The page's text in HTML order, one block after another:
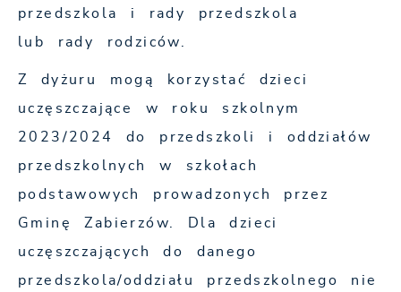
przedszkola i rady przedszkola
lub rady rodziców.
Z dyżuru mogą korzystać dzieci
uczęszczające w roku szkolnym
2023/2024 do przedszkoli i oddziałów
przedszkolnych w szkołach
podstawowych prowadzonych przez
Gminę Zabierzów. Dla dzieci
uczęszczających do danego
przedszkola/oddziału przedszkolnego nie